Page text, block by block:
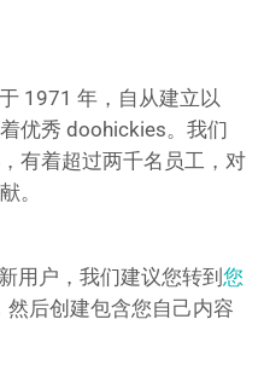
1971 年，自从建立以
优秀 doohickies。我们
有着超过两千名员工，对
。
用户，我们建议您转到 您
然后创建包含您自己内容